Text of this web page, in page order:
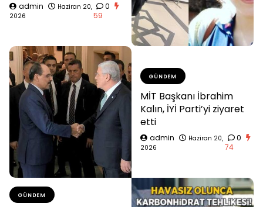
admin
Haziran 20,
2026
0
59
GÜNDEM
MİT Başkanı İbrahim
Kalın, İYİ Parti’yi ziyaret
etti
admin
Haziran 20,
2026
0
74
GÜNDEM